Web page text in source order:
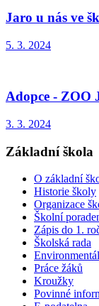
Jaro u nás ve
5. 3. 2024
Adopce - ZOO
3. 3. 2024
Základní škola
O základní
Historie školy
Organizace
Školní
Zápis do 1.
Školská rada
Práce žáků
Kroužky
Povinné